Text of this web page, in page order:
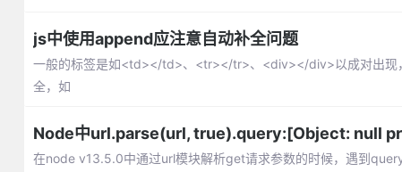
js中使用append应注意自动补全问题
一般的标签是如<td></td>、<tr></tr>、<div></div>以成对出现
全，如
Node中url.parse(url, true).query:[Object: null
在node v13.5.0中通过url模块解析get请求参数的时候，遇到